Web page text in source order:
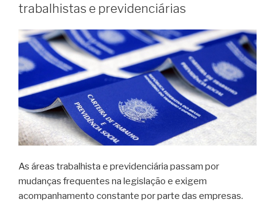
trabalhistas e previdenciárias
As áreas trabalhista e previdenciária passam por
mudanças frequentes na legislação e exigem
acompanhamento constante por parte das empresas.